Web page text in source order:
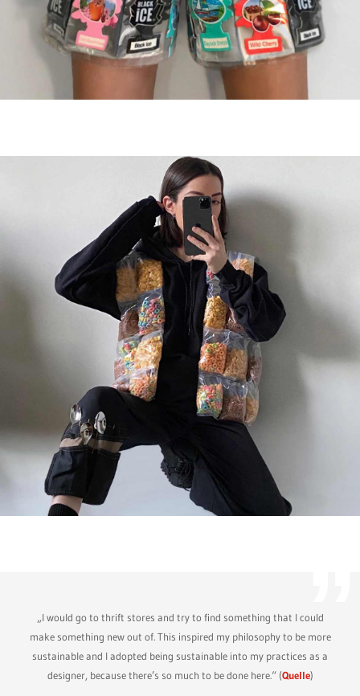
„I would go to thrift stores and try to find something that I could
make something new out of. This inspired my philosophy to be more
sustainable and I adopted being sustainable into my practices as a
designer, because there’s so much to be done here.“ (Quelle)